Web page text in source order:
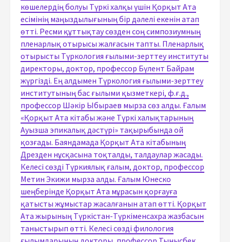
көшелердің болуы Түркі халқы үшін Қорқыт Ата
есімінің маңыздылығының бір дәлелі екенін атап
өтті. Ресми құттықтау сөзден соң симпозиумның
пленарлық отырысы жалғасын тапты. Пленарлық
отырысты Түркология ғылыми-зерттеу институты
директоры, доктор, профессор Бүлент Байрам
жүргізді. Ең алдымен Түркология ғылыми-зерттеу
институтының бас ғылыми қызметкері, ф.ғ.д.,
профессор Шәкір Ыбыраев мырза сөз алды. Ғалым
«Қорқыт Ата кітабы және Түркі халықтарының
Ауызша эпикалық дәстүрі» тақырыбында ой
қозғады. Баяндамада Қорқыт Ата кітабының
Дрезден нұсқасына тоқталды, талдаулар жасады.
Келесі сөзді Түркиялық ғалым, доктор, профессор
Метин Экижи мырза алды. Ғалым Юнеско
шеңберінде Қорқыт Ата мұрасын қорғауға
қатысты жұмыстар жасалғанын атап өтті. Қорқыт
Ата жырының Түркістан-Түркіменсахра жазбасын
таныстырып өтті. Келесі сөзді филология